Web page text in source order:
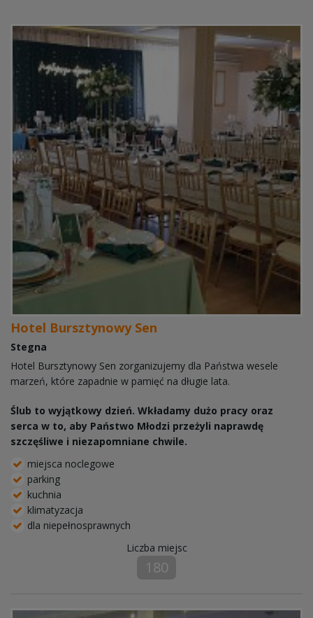
Hotel Bursztynowy Sen
Stegna
Hotel Bursztynowy Sen zorganizujemy dla Państwa wesele
marzeń, które zapadnie w pamięć na długie lata.
Ślub to wyjątkowy dzień. Wkładamy dużo pracy oraz
serca w to, aby Państwo Młodzi przeżyli naprawdę
szczęśliwe i niezapomniane chwile.
miejsca noclegowe
parking
kuchnia
klimatyzacja
dla niepełnosprawnych
Liczba miejsc
180